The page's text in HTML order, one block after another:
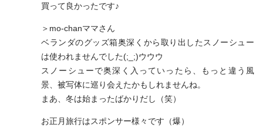
買って良かったです♪
＞mo-chanママさん
ベランダのグッズ箱奥深くから取り出したスノーシュー
は使われませんでした(;_;)ウウウ
スノーシューで奥深く入っていったら、もっと違う風
景、被写体に巡り会えたかもしれませんね。
まあ、冬は始まったばかりだし（笑）
お正月旅行はスポンサー様々です（爆）